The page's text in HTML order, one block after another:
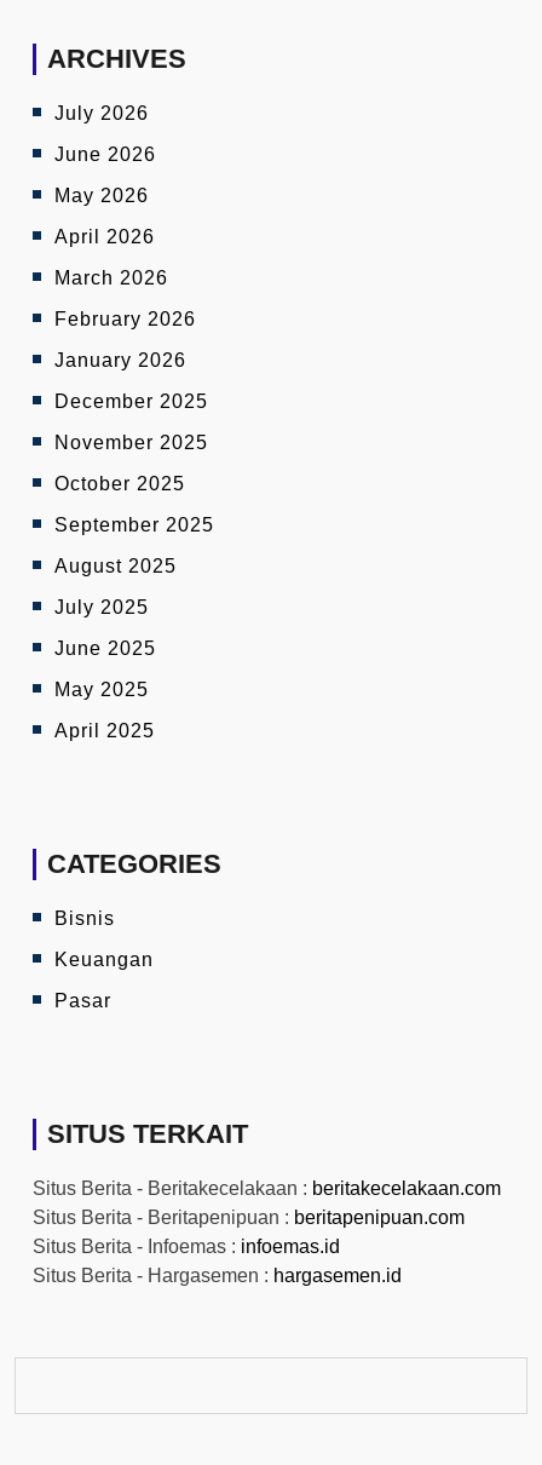
ARCHIVES
July 2026
June 2026
May 2026
April 2026
March 2026
February 2026
January 2026
December 2025
November 2025
October 2025
September 2025
August 2025
July 2025
June 2025
May 2025
April 2025
CATEGORIES
Bisnis
Keuangan
Pasar
SITUS TERKAIT
Situs Berita - Beritakecelakaan : beritakecelakaan.com
Situs Berita - Beritapenipuan : beritapenipuan.com
Situs Berita - Infoemas : infoemas.id
Situs Berita - Hargasemen : hargasemen.id